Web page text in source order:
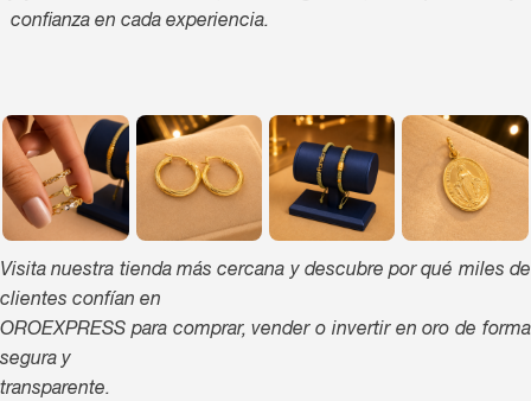
confianza en cada experiencia.
Visita nuestra tienda más cercana y descubre por qué miles de
clientes confían en
OROEXPRESS para comprar, vender o invertir en oro de forma
segura y
transparente.